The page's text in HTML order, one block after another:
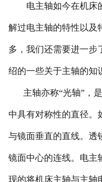
电主轴如今在机床
解过电主轴的特性以及
多，我们还需要进一步
绍的一些关于主轴的知
主轴亦称“光轴”，是
中具有对称性的直径。
与镜面垂直的直线。透
镜面中心的连线。电主
现的将机床主轴与主轴